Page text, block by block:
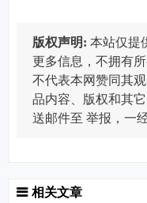
版权声明: 本站仅提
更多信息，不拥有
不代表本网赞同其
品内容、版权和其
送邮件至 举报，一
相关文章